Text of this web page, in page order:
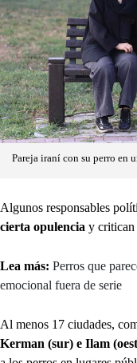
Pareja iraní con su perro en
Algunos responsables
cierta opulencia y critican
Lea más: Perros que
emocional fuera de serie
Al menos 17 ciudades,
Kerman (sur) e Ilam